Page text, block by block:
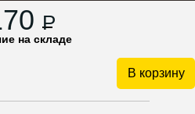
P
на складе
В корзину